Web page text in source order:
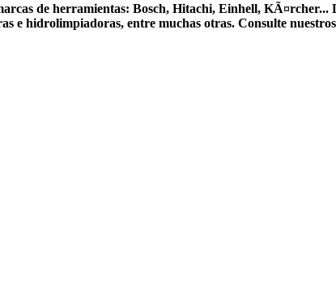
de herramientas: Bosch, Hitachi, Einhell, KÃ¤rcher...
e hidrolimpiadoras, entre muchas otras. Consulte nuestros